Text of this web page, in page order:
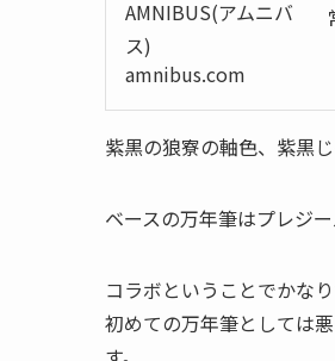
amnibus.com
紫黒の狼寮の軸色、紫黒
ベースの万年筆はプレジー
コラボということでかな
初めての万年筆としては